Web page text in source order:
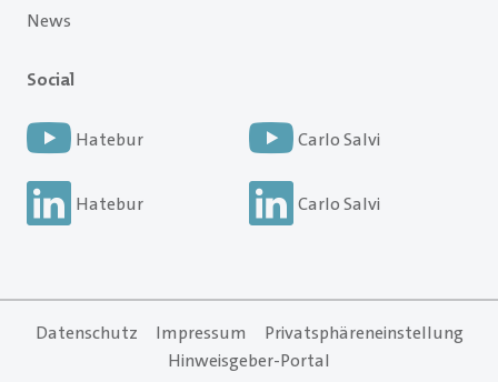
News
Social
Hatebur Carlo Salvi
Hatebur Carlo Salvi
Datenschutz Impressum
Privatsphäreneinstellung
Hinweisgeber-Portal